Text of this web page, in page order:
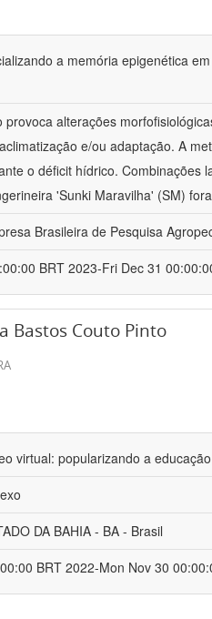
a memória epigenética
provoca alterações
e/ou adaptação. A
o déficit hídrico. Combinações
'Sunki Maravilha' (SM)
Brasileira de Pesquisa
BRT 2023-Fri Dec 31
Bastos Couto Pinto
virtual: popularizando a
DA BAHIA - BA - Brasil
BRT 2022-Mon Nov 30